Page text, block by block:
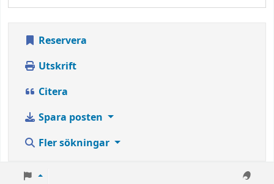
Reservera
Utskrift
Citera
Spara posten
Fler sökningar